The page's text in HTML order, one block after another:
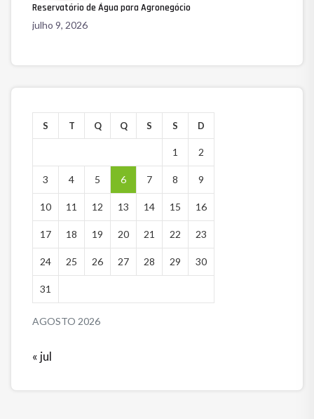
Reservatório de Água para Agronegócio
julho 9, 2026
AGOSTO 2026
S T Q Q S S D
1 2
3 4 5 6 7 8 9
10 11 12 13 14 15 16
17 18 19 20 21 22 23
24 25 26 27 28 29 30
31
« jul